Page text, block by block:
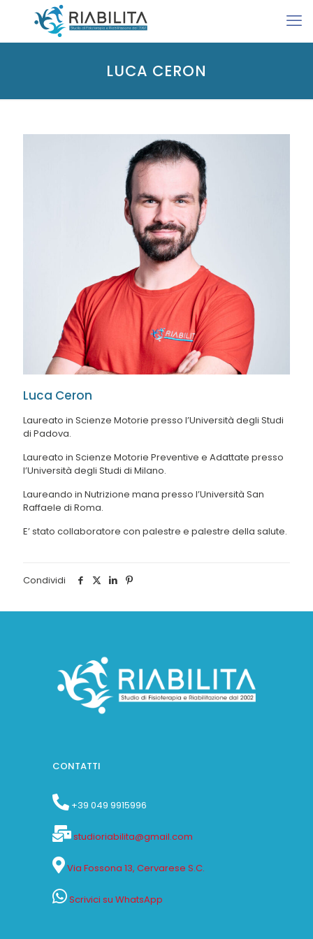
LUCA CERON
Luca Ceron
Laureato in Scienze Motorie presso l’Università degli Studi
di Padova.
Laureato in Scienze Motorie Preventive e Adattate presso
l’Università degli Studi di Milano.
Laureando in Nutrizione mana presso l’Università San
Raffaele di Roma.
E’ stato collaboratore con palestre e palestre della salute.
Condividi
CONTATTI
+39 049 9915996
studioriabilita@gmail.com
Via Fossona 13, Cervarese S.C.
Scrivici su WhatsApp